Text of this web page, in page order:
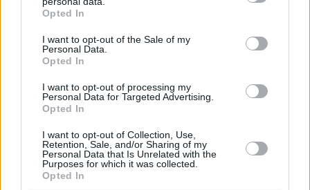
grant or deny consent to Google and its third-party tags to
use your data for below specified purposes in below Google
consent section.
Opted In
I want to opt-out of the Sale of my
Personal Data.
Opted In
I want to opt-out of processing my
Personal Data for Targeted Advertising.
Opted In
I want to opt-out of Collection, Use,
Retention, Sale, and/or Sharing of my
Personal Data that Is Unrelated with the
Purposes for which it was collected.
Opted In
σε ό,τι χρειάζονται από τις δημόσιες υπηρεσίες
στην πατρίδα.
Ξεκινάμε από περιοχές δικαιοδοσίας της
Πρεσβείας μας στο Λονδίνο και των Γενικών
Προξενείων μας στη Νέα Υόρκη και στο
Τορόντο. Και απ’ ό,τι βλέπω σύμφωνα με τον
προγραμματισμό θα προστεθούν σύντομα τα
Γενικά Προξενεία της Βοστόνης, της